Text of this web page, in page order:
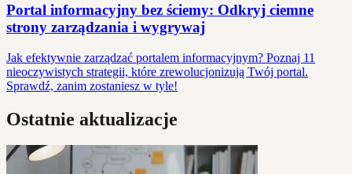
Portal informacyjny bez ściemy: Odkryj ciemne
strony zarządzania i wygrywaj
Jak efektywnie zarządzać portalem informacyjnym? Poznaj 11
nieoczywistych strategii, które zrewolucjonizują Twój portal.
Sprawdź, zanim zostaniesz w tyle!
Ostatnie aktualizacje